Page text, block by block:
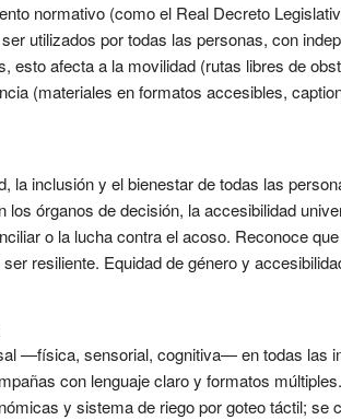
normativo (como el Real Decreto
utilizados por todas las personas, con
esto afecta a la movilidad (rutas libres de
(materiales en formatos accesibles,
la inclusión y el bienestar de todas las
los órganos de decisión, la accesibilidad
o la lucha contra el acoso. Reconoce
resiliente. Equidad de género y
—física, sensorial, cognitiva— en todas las
con lenguaje claro y formatos
y sistema de riego por goteo táctil; se